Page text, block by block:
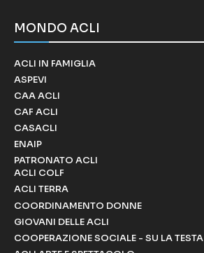
MONDO ACLI
ACLI IN FAMIGLIA
ASPEVI
CAA ACLI
CAF ACLI
CASACLI
ENAIP
PATRONATO ACLI
ACLI COLF
ACLI TERRA
COORDINAMENTO DONNE
GIOVANI DELLE ACLI
COOPERAZIONE SOCIALE - SU LA TESTA